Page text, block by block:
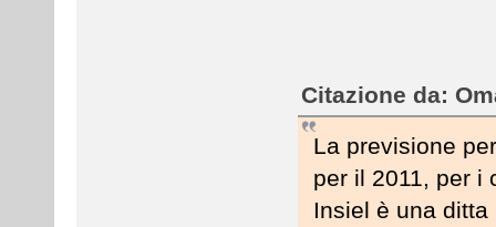
Citazione da:
La previsione
per il 2011, per i
Insiel è una